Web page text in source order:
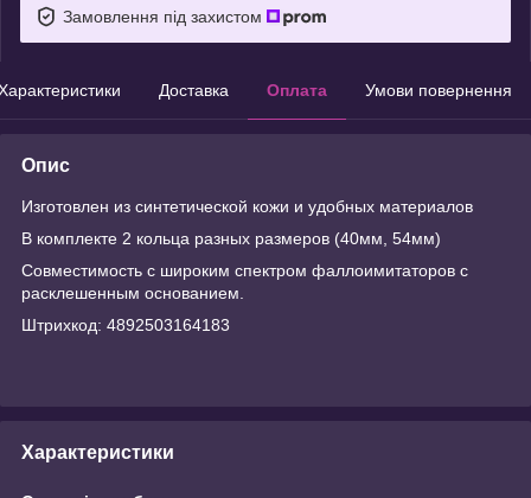
Замовлення під захистом
Доставка Оплата Умови повернення
Опис
Изготовлен из синтетической кожи и удобных материалов
В комплекте 2 кольца разных размеров (40мм, 54мм)
Совместимость с широким спектром фаллоимитаторов с
расклешенным основанием.
Штрихкод: 4892503164183
Характеристики